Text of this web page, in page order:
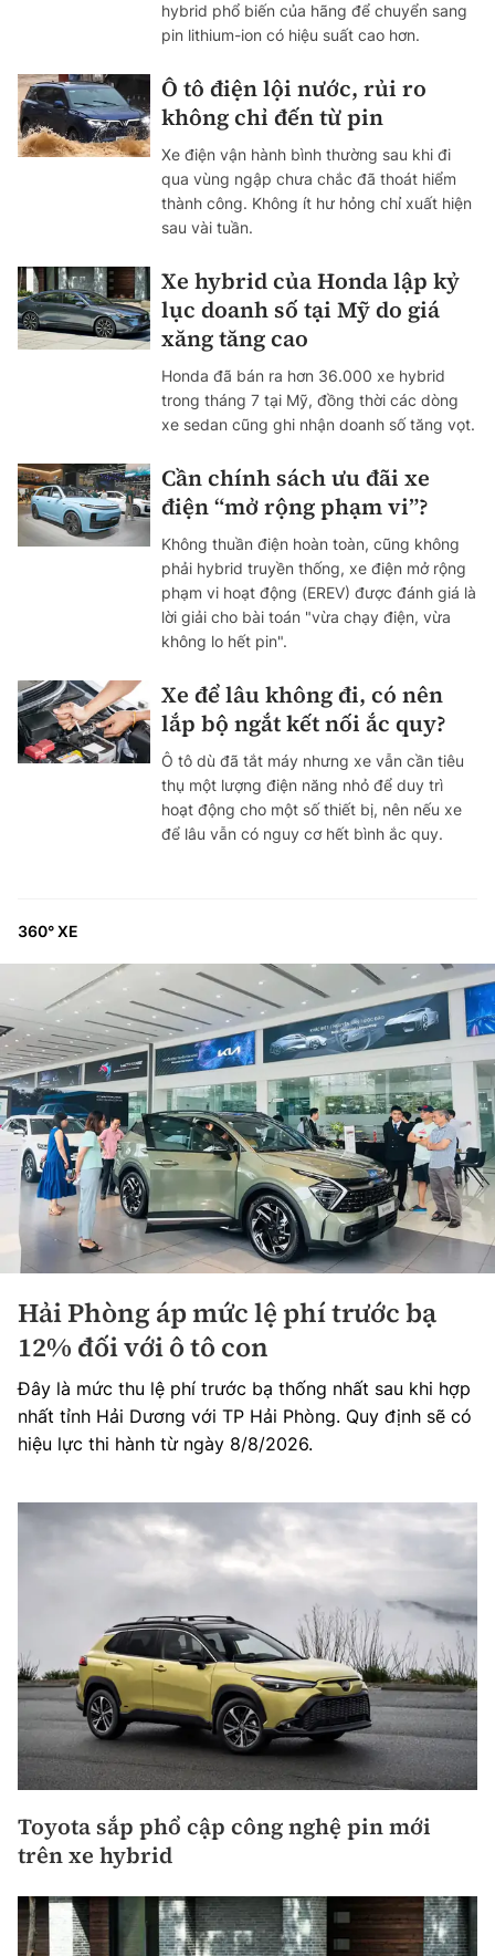
hybrid phổ biến của hãng để chuyển sang
pin lithium-ion có hiệu suất cao hơn.
Ô tô điện lội nước, rủi ro
không chỉ đến từ pin
Xe điện vận hành bình thường sau khi đi
qua vùng ngập chưa chắc đã thoát hiểm
thành công. Không ít hư hỏng chỉ xuất hiện
sau vài tuần.
Xe hybrid của Honda lập kỷ
lục doanh số tại Mỹ do giá
xăng tăng cao
Honda đã bán ra hơn 36.000 xe hybrid
trong tháng 7 tại Mỹ, đồng thời các dòng
xe sedan cũng ghi nhận doanh số tăng vọt.
Cần chính sách ưu đãi xe
điện “mở rộng phạm vi”?
Không thuần điện hoàn toàn, cũng không
phải hybrid truyền thống, xe điện mở rộng
phạm vi hoạt động (EREV) được đánh giá là
lời giải cho bài toán "vừa chạy điện, vừa
không lo hết pin".
Xe để lâu không đi, có nên
lắp bộ ngắt kết nối ắc quy?
Ô tô dù đã tắt máy nhưng xe vẫn cần tiêu
thụ một lượng điện năng nhỏ để duy trì
hoạt động cho một số thiết bị, nên nếu xe
để lâu vẫn có nguy cơ hết bình ắc quy.
360° XE
Hải Phòng áp mức lệ phí trước bạ
12% đối với ô tô con
Đây là mức thu lệ phí trước bạ thống nhất sau khi hợp
nhất tỉnh Hải Dương với TP Hải Phòng. Quy định sẽ có
hiệu lực thi hành từ ngày 8/8/2026.
Toyota sắp phổ cập công nghệ pin mới
trên xe hybrid